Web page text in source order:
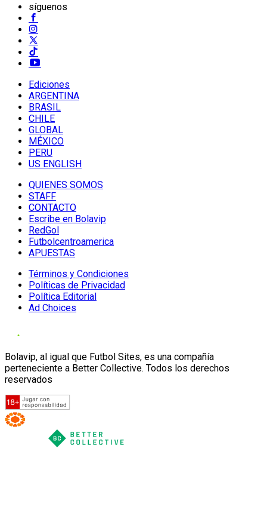
síguenos
Ediciones
ARGENTINA
BRASIL
CHILE
GLOBAL
MÉXICO
PERU
US ENGLISH
QUIENES SOMOS
STAFF
CONTACTO
Escribe en Bolavip
RedGol
Futbolcentroamerica
APUESTAS
Términos y Condiciones
Políticas de Privacidad
Política Editorial
Ad Choices
Bolavip, al igual que Futbol Sites, es una compañía
perteneciente a Better Collective. Todos los derechos
reservados